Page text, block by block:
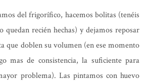
del frigorífico, hacemos bolitas (tenéis
quedan recién hechas) y dejamos reposar
que doblen su volumen (en ese momento
mas de consistencia, la suficiente para
problema). Las pintamos con huevo